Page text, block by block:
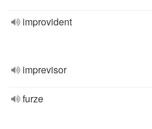
improvident
imprevisor
furze